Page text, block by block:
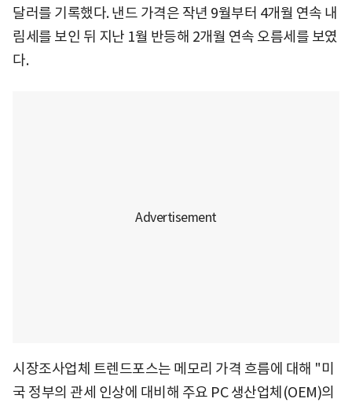
달러를 기록했다. 낸드 가격은 작년 9월부터 4개월 연속 내
림세를 보인 뒤 지난 1월 반등해 2개월 연속 오름세를 보였
다.
시장조사업체 트렌드포스는 메모리 가격 흐름에 대해 "미
국 정부의 관세 인상에 대비해 주요 PC 생산업체(OEM)의